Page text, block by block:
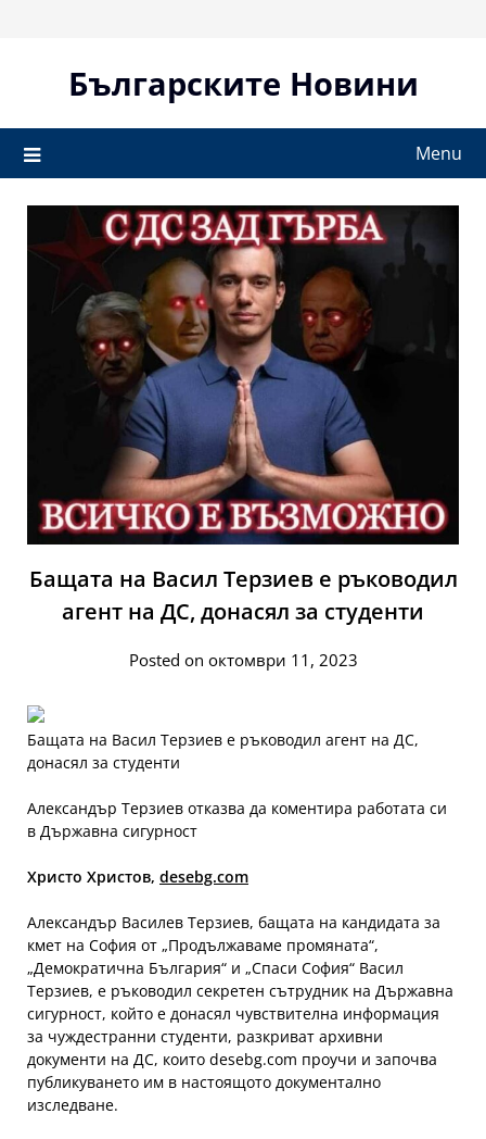
Българските Новини
Menu
Бащата на Васил Терзиев е ръководил
агент на ДС, донасял за студенти
Posted on октомври 11, 2023
Бащата на Васил Терзиев е ръководил агент на ДС,
донасял за студенти
Александър Терзиев отказва да коментира работата си
в Държавна сигурност
Христо Христов, desebg.com
Александър Василев Терзиев, бащата на кандидата за
кмет на София от „Продължаваме промяната“,
„Демократична България“ и „Спаси София“ Васил
Терзиев, е ръководил секретен сътрудник на Държавна
сигурност, който е донасял чувствителна информация
за чуждестранни студенти, разкриват архивни
документи на ДС, които desebg.com проучи и започва
публикуването им в настоящото документално
изследване.